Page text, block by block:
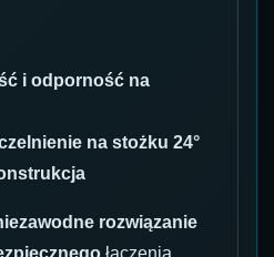
i odporność na
na stożku 24°
rozwiązanie